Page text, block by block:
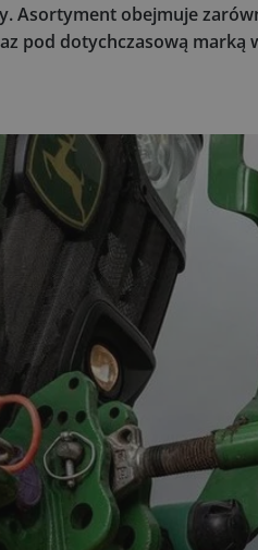
Asortyment obejmuje
pod dotychczasową